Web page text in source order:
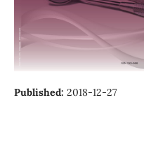
Published: 2018-12-27